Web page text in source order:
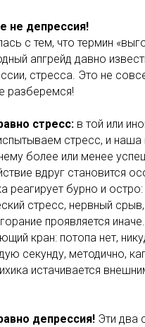
не депрессия!
с тем, что термин
апгрейд давно
стресса. Это не
разберемся!
стресс: в той или
стресс, и наша
более или менее
вдруг становится
реагирует бурно и остро:
стресс, нервный срыв,
проявляется
кран: потопа нет,
секунду, методично,
истачивается
депрессия! Эти два